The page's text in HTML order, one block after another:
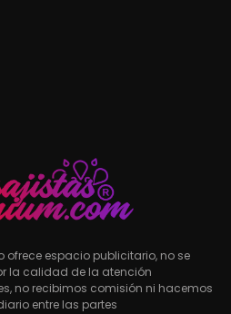
ofrece espacio publicitario, no se
la calidad de la atención
no recibimos comisión ni hacemos
entre las partes